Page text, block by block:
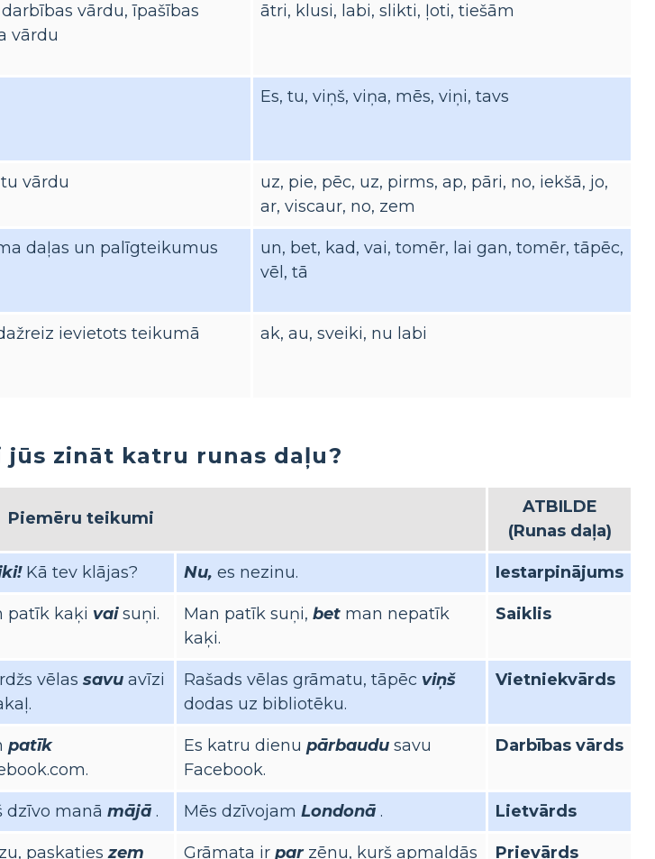
vārdu, īpašības
vārdu
ātri, klusi, labi, slikti, ļoti, tiešām
Es, tu, viņš, viņa, mēs, viņi, tavs
vārdu
uz, pie, pēc, uz, pirms, ap, pāri, no, iekšā, jo,
ar, viscaur, no, zem
daļas un palīgteikumus
un, bet, kad, vai, tomēr, lai gan, tomēr, tāpēc,
vēl, tā
ievietots teikumā ak, au, sveiki, nu labi
jūs zināt katru runas daļu?
Piemēru teikumi
ATBILDE
(Runas daļa)
Kā tev klājas? Nu, es nezinu. Iestarpinājums
patīk kaķi vaisuņi. Man patīk suņi, bet man nepatīk
kaķi.
Saiklis
vēlas savu avīzi
Rašads vēlas grāmatu, tāpēc viņš
dodas uz bibliotēku.
Vietniekvārds
patīk
Es katru dienu pārbaudu savu
Facebook.
Darbības vārds
dzīvo manā mājā . Mēs dzīvojam Londonā . Lietvārds
paskatieszem Grāmata ir parzēnu, kurš apmaldās Prievārds